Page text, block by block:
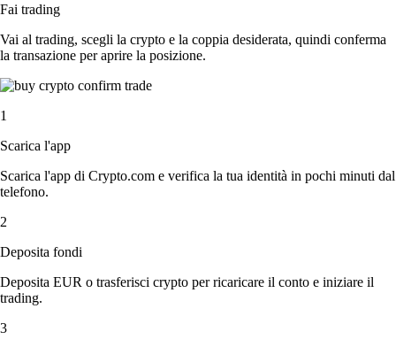
Fai trading
Vai al trading, scegli la crypto e la coppia desiderata, quindi conferma
la transazione per aprire la posizione.
1
Scarica l'app
Scarica l'app di Crypto.com e verifica la tua identità in pochi minuti dal
telefono.
2
Deposita fondi
Deposita EUR o trasferisci crypto per ricaricare il conto e iniziare il
trading.
3